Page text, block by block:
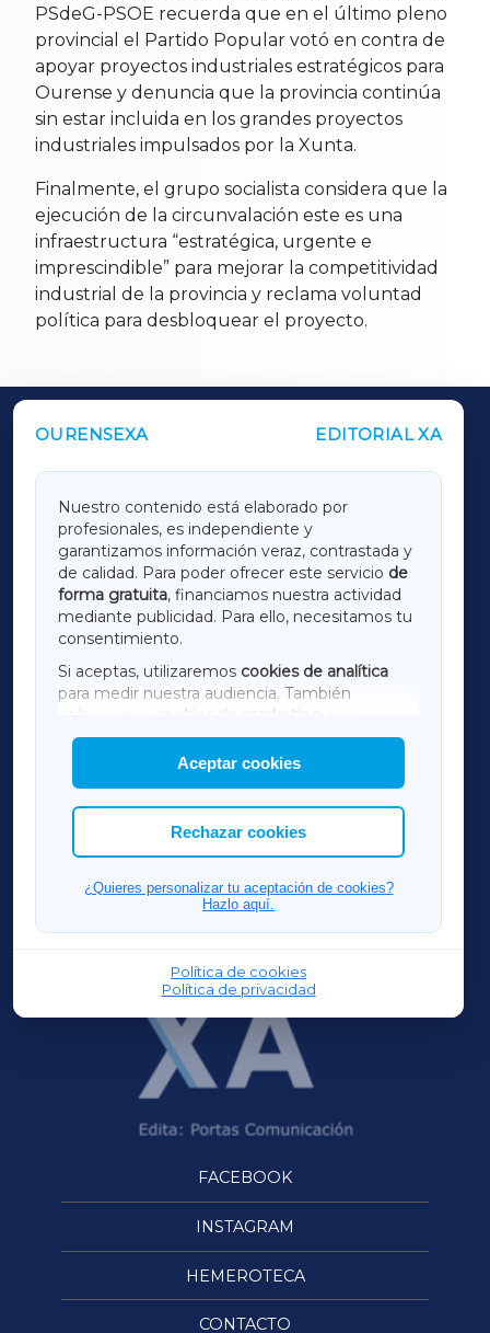
PSdeG-PSOE recuerda que en el último pleno
provincial el Partido Popular votó en contra de
apoyar proyectos industriales estratégicos para
Ourense y denuncia que la provincia continúa
sin estar incluida en los grandes proyectos
industriales impulsados por la Xunta.
Finalmente, el grupo socialista considera que la
ejecución de la circunvalación este es una
infraestructura “estratégica, urgente e
imprescindible” para mejorar la competitividad
industrial de la provincia y reclama voluntad
política para desbloquear el proyecto.
OURENSEXA EDITORIAL XA
Nuestro contenido está elaborado por
profesionales, es independiente y
garantizamos información veraz, contrastada y
de calidad. Para poder ofrecer este servicio de
forma gratuita, financiamos nuestra actividad
mediante publicidad. Para ello, necesitamos tu
consentimiento.
Si aceptas, utilizaremos cookies de analítica
para medir nuestra audiencia. También
utilizaremos
cookies de marketing
mostrar publicidad de terceros.
Asimismo, puedes personalizar la elección de
las cookies que deseas permitir.
Aceptar cookies
Rechazar cookies
¿Quieres personalizar tu aceptación de cookies?
Hazlo aquí.
Política de cookies
Política de privacidad
OUTROS PERIÓDICOS
LUGOXA
TERRACHAXA
AMARIÑAXA
RIBEIRASACRAXA
ACORUÑAXA
FERROLXA
OURENSEXA
FACEBOOK
INSTAGRAM
HEMEROTECA
CONTACTO